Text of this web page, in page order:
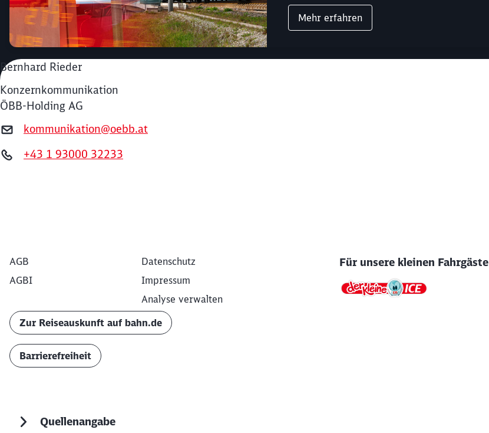
Mehr erfahren
Bernhard Rieder
Konzernkommunikation
ÖBB-Holding AG
kommunikation@oebb.at
+43 1 93000 32233
AGB
AGBI
Datenschutz
Impressum
Analyse verwalten
Für unsere kleinen Fahrgäste
Zur Reiseauskunft auf bahn.de
Barrierefreiheit
Quellenangabe